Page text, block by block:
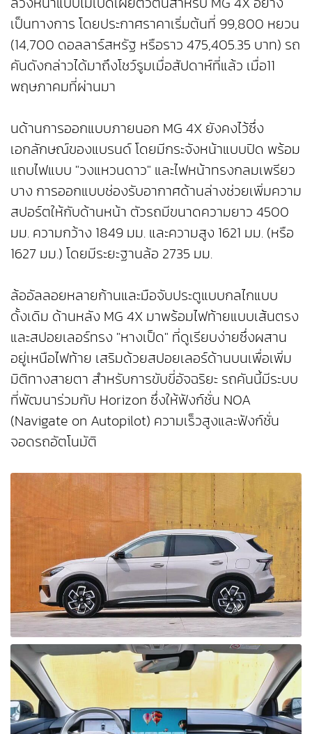
เป็นทางการ โดยประกาศราคาเริ่มต้นที่ 99,800 หยวน
(14,700 ดอลลาร์สหรัฐ หรือราว 475,405.35 บาท) รถ
คันดังกล่าวได้มาถึงโชว์รูมเมื่อสัปดาห์ที่แล้ว เมื่อ11
พฤษภาคมที่ผ่านมา
นด้านการออกแบบภายนอก MG 4X ยังคงไว้ซึ่ง
เอกลักษณ์ของแบรนด์ โดยมีกระจังหน้าแบบปิด พร้อม
แถบไฟแบบ "วงแหวนดาว" และไฟหน้าทรงกลมเพรียว
บาง การออกแบบช่องรับอากาศด้านล่างช่วยเพิ่มความ
สปอร์ตให้กับด้านหน้า ตัวรถมีขนาดความยาว 4500
มม. ความกว้าง 1849 มม. และความสูง 1621 มม. (หรือ
1627 มม.) โดยมีระยะฐานล้อ 2735 มม.
ล้ออัลลอยหลายก้านและมือจับประตูแบบกลไกแบบ
ดั้งเดิม ด้านหลัง MG 4X มาพร้อมไฟท้ายแบบเส้นตรง
และสปอยเลอร์ทรง "หางเป็ด" ที่ดูเรียบง่ายซึ่งผสาน
อยู่เหนือไฟท้าย เสริมด้วยสปอยเลอร์ด้านบนเพื่อเพิ่ม
มิติทางสายตา สำหรับการขับขี่อัจฉริยะ รถคันนี้มีระบบ
ที่พัฒนาร่วมกับ Horizon ซึ่งให้ฟังก์ชั่น NOA
(Navigate on Autopilot) ความเร็วสูงและฟังก์ชั่น
จอดรถอัตโนมัติ